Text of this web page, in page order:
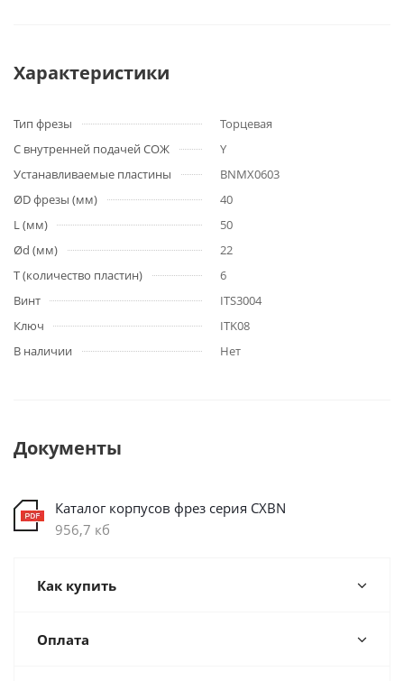
Характеристики
Тип фрезы
Торцевая
С внутренней подачей СОЖ
Y
Устанавливаемые пластины
BNMX0603
ØD фрезы (мм)
40
L (мм)
50
Ød (мм)
22
T (количество пластин)
6
Винт
ITS3004
Ключ
ITK08
В наличии
Нет
Документы
Каталог корпусов фрез серия CXBN
956,7 кб
Как купить
Оплата